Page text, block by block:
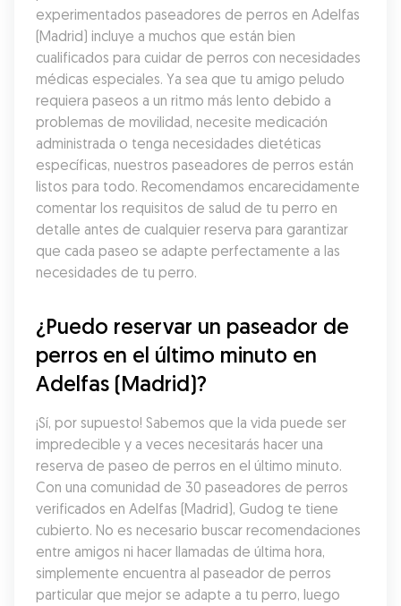
experimentados paseadores de perros en Adelfas
(Madrid) incluye a muchos que están bien
cualificados para cuidar de perros con necesidades
médicas especiales. Ya sea que tu amigo peludo
requiera paseos a un ritmo más lento debido a
problemas de movilidad, necesite medicación
administrada o tenga necesidades dietéticas
específicas, nuestros paseadores de perros están
listos para todo. Recomendamos encarecidamente
comentar los requisitos de salud de tu perro en
detalle antes de cualquier reserva para garantizar
que cada paseo se adapte perfectamente a las
necesidades de tu perro.
¿Puedo reservar un paseador de
perros en el último minuto en
Adelfas (Madrid)?
¡Sí, por supuesto! Sabemos que la vida puede ser
impredecible y a veces necesitarás hacer una
reserva de paseo de perros en el último minuto.
Con una comunidad de 30 paseadores de perros
verificados en Adelfas (Madrid), Gudog te tiene
cubierto. No es necesario buscar recomendaciones
entre amigos ni hacer llamadas de última hora,
simplemente encuentra al paseador de perros
particular que mejor se adapte a tu perro, luego